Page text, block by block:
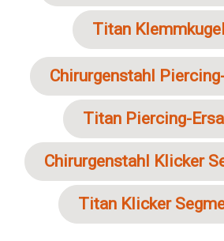
Titan
Chirurgenstahl
Titan Piercing-
Chirurgenstahl Klicker
Titan Klicker